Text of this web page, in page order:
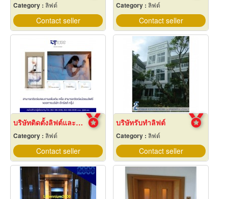
Category : ลิฟต์
Contact seller
Category :ลิฟต์
Contact seller
บริษัทติดตั้งลิฟต์และบันไดเลื่อน
Category : ลิฟต์
Contact seller
บริษัทรับทำลิฟต์
Category :ลิฟต์
Contact seller